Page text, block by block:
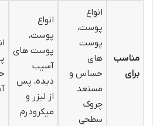
مناسب
برای
انواع
پوست،
پوست
های
حساس و
مستعد
چروک
سطحی
انواع
پوست،
پوست های
آسیب
دیده، پس
از لیزر و
میکرودرم